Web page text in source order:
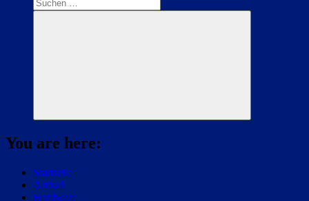
nach:
Suchen
You are here:
Startseite
Artikel
Hardware